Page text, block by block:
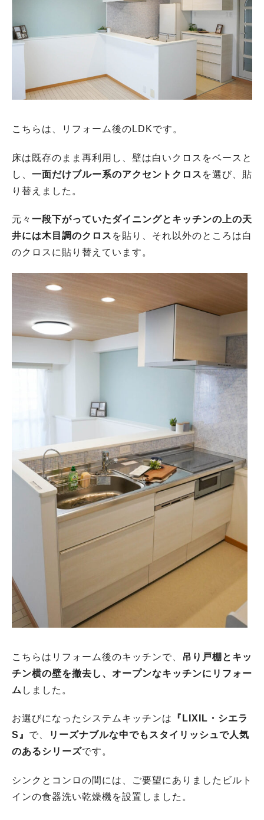
こちらは、リフォーム後のLDKです。
床は既存のまま再利用し、壁は白いクロスをベースと
し、 一面だけブルー系のアクセントクロス を選び、貼
り替えました。
元々 一段下がっていたダイニングとキッチンの上の天
井には木目調のクロス を貼り、それ以外のところは白
のクロスに貼り替えています。
こちらはリフォーム後のキッチンで、
吊り戸棚とキッ
チン横の壁を撤去し、オープンなキッチンにリフォー
ム しました。
お選びになったシステムキッチンは
『LIXIL・シエラ
S』 で、
リーズナブルな中でもスタイリッシュで人気
のあるシリーズです。
シンクとコンロの間には、ご要望にありましたビルト
インの食器洗い乾燥機を設置しました。